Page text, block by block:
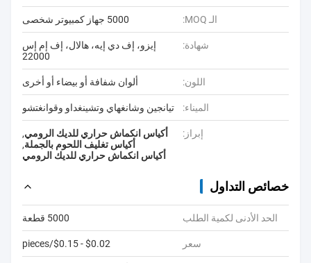
الـ MOQ: 5000 جهاز كمبيوتر شخصى
شهادة:
إيزو، إف دي إيه، هالال، إف إم إس
22000
اللون: ألوان شفافة أو بيضاء أو أخرى
الميناء: تيانجين وشانغهاي وتشينغداو وقوانغتشو
إبراز: أكياس انكماش حراري للديك الرومي,
أكياس تغليف اللحوم بالجملة,
أكياس انكماش حراري للديك الرومي
خصائص التداول
الحد الأدنى لكمية الطلب 5000 قطعة
سعر $0.02 - $0.15/pieces